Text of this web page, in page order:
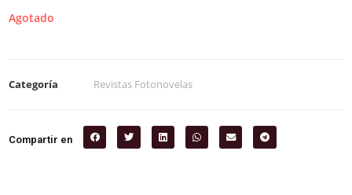
Agotado
Categoría Revistas Fotonovelas
Compartir en